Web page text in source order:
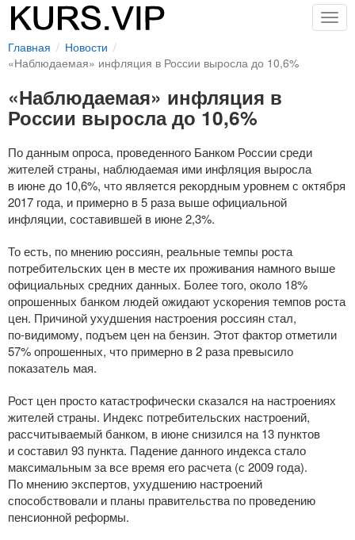
Главная
Новости
«Наблюдаемая» инфляция в России выросла до 10,6%
«Наблюдаемая» инфляция в
России выросла до 10,6%
По данным опроса, проведенного Банком России среди
жителей страны, наблюдаемая ими инфляция выросла
в июне до 10,6%, что является рекордным уровнем с октября
2017 года, и примерно в 5 раза выше официальной
инфляции, составившей в июне 2,3%.
То есть, по мнению россиян, реальные темпы роста
потребительских цен в месте их проживания намного выше
официальных средних данных. Более того, около 18%
опрошенных банком людей ожидают ускорения темпов роста
цен. Причиной ухудшения настроения россиян стал,
по-видимому, подъем цен на бензин. Этот фактор отметили
57% опрошенных, что примерно в 2 раза превысило
показатель мая.
Рост цен просто катастрофически сказался на настроениях
жителей страны. Индекс потребительских настроений,
рассчитываемый банком, в июне снизился на 13 пунктов
и составил 93 пункта. Падение данного индекса стало
максимальным за все время его расчета (с 2009 года).
По мнению экспертов, ухудшению настроений
способствовали и планы правительства по проведению
пенсионной реформы.